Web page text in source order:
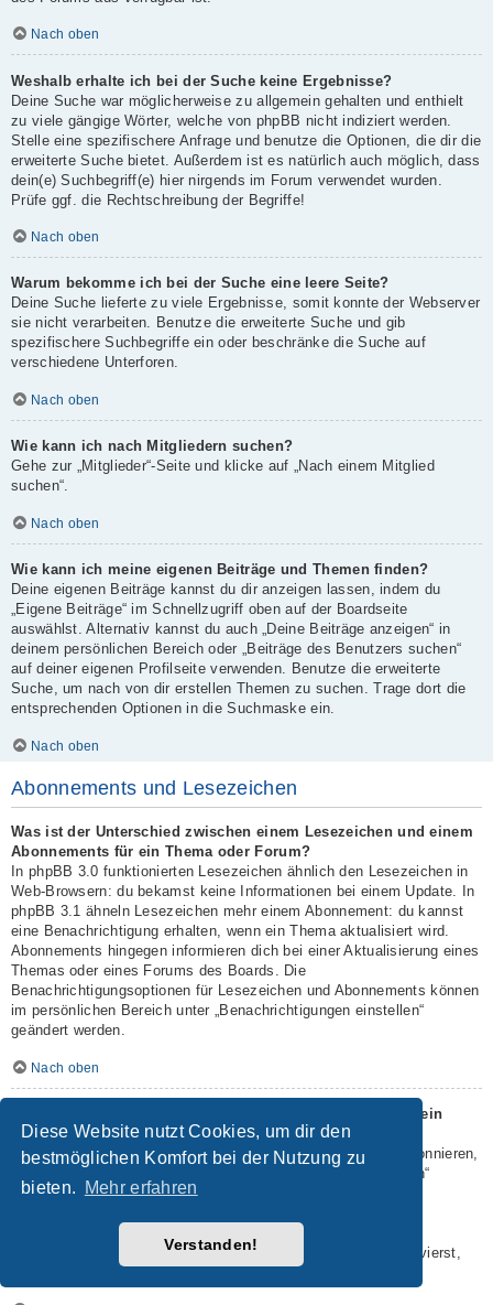
Diese Website nutzt Cookies, um dir den
bestmöglichen Komfort bei der Nutzung zu
bieten.
Mehr erfahren
Verstanden!
Nach oben
Weshalb erhalte ich bei der Suche keine Ergebnisse?
Deine Suche war möglicherweise zu allgemein gehalten und enthielt
zu viele gängige Wörter, welche von phpBB nicht indiziert werden.
Stelle eine spezifischere Anfrage und benutze die Optionen, die dir die
erweiterte Suche bietet. Außerdem ist es natürlich auch möglich, dass
dein(e) Suchbegriff(e) hier nirgends im Forum verwendet wurden.
Prüfe ggf. die Rechtschreibung der Begriffe!
Nach oben
Warum bekomme ich bei der Suche eine leere Seite?
Deine Suche lieferte zu viele Ergebnisse, somit konnte der Webserver
sie nicht verarbeiten. Benutze die erweiterte Suche und gib
spezifischere Suchbegriffe ein oder beschränke die Suche auf
verschiedene Unterforen.
Nach oben
Wie kann ich nach Mitgliedern suchen?
Gehe zur „Mitglieder“-Seite und klicke auf „Nach einem Mitglied
suchen“.
Nach oben
Wie kann ich meine eigenen Beiträge und Themen finden?
Deine eigenen Beiträge kannst du dir anzeigen lassen, indem du
„Eigene Beiträge“ im Schnellzugriff oben auf der Boardseite
auswählst. Alternativ kannst du auch „Deine Beiträge anzeigen“ in
deinem persönlichen Bereich oder „Beiträge des Benutzers suchen“
auf deiner eigenen Profilseite verwenden. Benutze die erweiterte
Suche, um nach von dir erstellen Themen zu suchen. Trage dort die
entsprechenden Optionen in die Suchmaske ein.
Nach oben
Abonnements und Lesezeichen
Was ist der Unterschied zwischen einem Lesezeichen und einem
Abonnements für ein Thema oder Forum?
In phpBB 3.0 funktionierten Lesezeichen ähnlich den Lesezeichen in
Web-Browsern: du bekamst keine Informationen bei einem Update. In
phpBB 3.1 ähneln Lesezeichen mehr einem Abonnement: du kannst
eine Benachrichtigung erhalten, wenn ein Thema aktualisiert wird.
Abonnements hingegen informieren dich bei einer Aktualisierung eines
Themas oder eines Forums des Boards. Die
Benachrichtigungsoptionen für Lesezeichen und Abonnements können
im persönlichen Bereich unter „Benachrichtigungen einstellen“
geändert werden.
Nach oben
Wie kann ich ein Lesezeichen auf ein Thema setzen oder ein
Thema abonnieren?
Du kannst ein Lesezeichen auf ein Thema setzen oder es abonnieren,
in dem du die entsprechende Option in den „Themen-Optionen“
auswählst, die sich normalerweise ober- und unterhalb des
benachrichtigen, sobald eine Antwort geschrieben wurde“ aktivierst,